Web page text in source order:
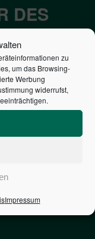
zu
um das Browsing-
Werbung
widerrufst,
Impressum
DES